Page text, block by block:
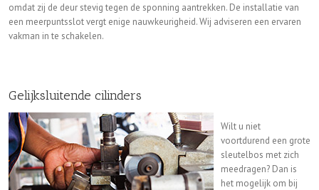
omdat zij de deur stevig tegen de sponning aantrekken. De installatie van
een meerpuntsslot vergt enige nauwkeurigheid. Wij adviseren een ervaren
vakman in te schakelen.
Gelijksluitende cilinders
Wilt u niet
voortdurend een grote
sleutelbos met zich
meedragen? Dan is
het mogelijk om bij